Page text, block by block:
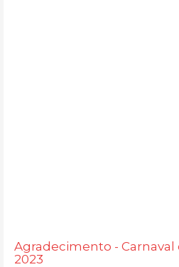
Agradecimento - Carnaval
2023